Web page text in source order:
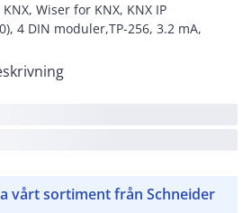
Wiser for KNX, KNX IP
4 DIN moduler,TP-256, 3.2 mA,
vårt sortiment från Schneider